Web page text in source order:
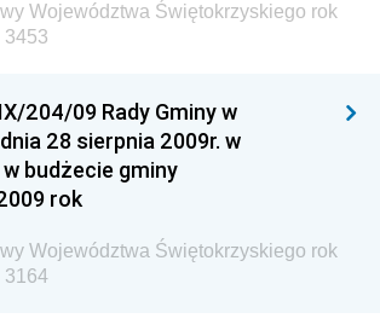
Ministra Edukacji
Ministra Przemysłu
Ministra Finansów i Gospodarki
Ministra do Spraw Unii
Agencji Wywiadu
Województwa Świętokrzyskiego rok
3453
204/09 Rady Gminy w
28 sierpnia 2009r. w
budżecie gminy
rok
Województwa Świętokrzyskiego rok
3164